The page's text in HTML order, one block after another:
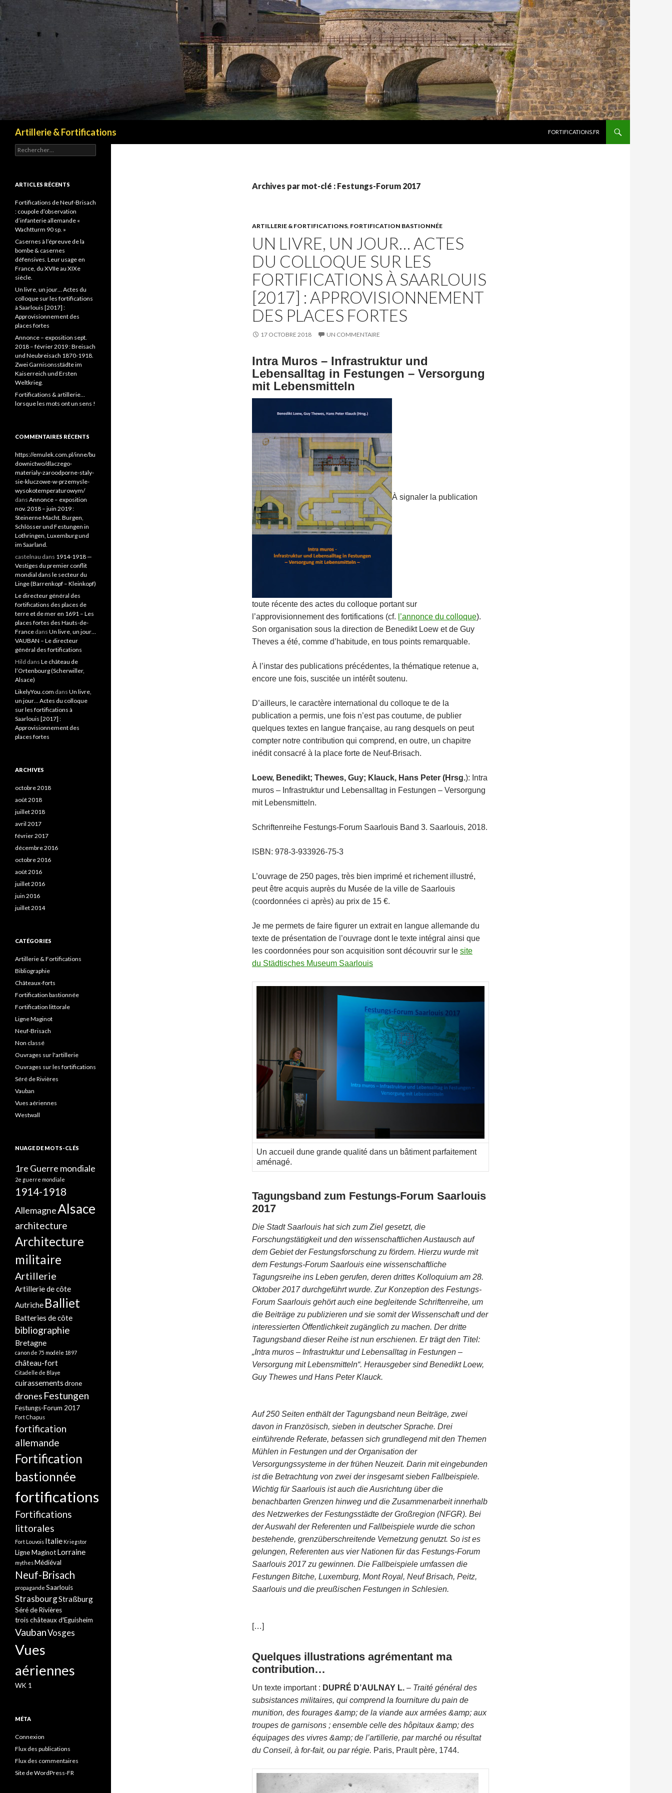
Artillerie & Fortifications
FORTIFICATIONS.FR
Archives par mot-clé : Festungs-Forum 2017
ARTILLERIE & FORTIFICATIONS, FORTIFICATION BASTIONNÉE
UN LIVRE, UN JOUR… ACTES
DU COLLOQUE SUR LES
FORTIFICATIONS À SAARLOUIS
[2017] : APPROVISIONNEMENT
DES PLACES FORTES
17 OCTOBRE 2018 UN COMMENTAIRE
Intra Muros – Infrastruktur und
Lebensalltag in Festungen – Versorgung
mit Lebensmitteln
À signaler la publication
toute récente des actes du colloque portant sur
l’approvisionnement des fortifications (cf. l’annonce du colloque).
Son organisation sous la direction de Benedikt Loew et de Guy
Theves a été, comme d’habitude, en tous points remarquable.
À l’instar des publications précédentes, la thématique retenue a,
encore une fois, suscitée un intérêt soutenu.
D’ailleurs, le caractère international du colloque te de la
publication a permis, une fois n’est pas coutume, de publier
quelques textes en langue française, au rang desquels on peut
compter notre contribution qui comprend, en outre, un chapitre
inédit consacré à la place forte de Neuf-Brisach.
Loew, Benedikt; Thewes, Guy; Klauck, Hans Peter (Hrsg.): Intra
muros – Infrastruktur und Lebensalltag in Festungen – Versorgung
mit Lebensmitteln.
Schriftenreihe Festungs-Forum Saarlouis Band 3. Saarlouis, 2018.
ISBN: 978-3-933926-75-3
L’ouvrage de 250 pages, très bien imprimé et richement illustré,
peut être acquis auprès du Musée de la ville de Saarlouis
(coordonnées ci après) au prix de 15 €.
Je me permets de faire figurer un extrait en langue allemande du
texte de présentation de l’ouvrage dont le texte intégral ainsi que
les coordonnées pour son acquisition sont découvrir sur le site
du Städtisches Museum Saarlouis
Un accueil dune grande qualité dans un bâtiment parfaitement
aménagé.
Tagungsband zum Festungs-Forum Saarlouis
2017
Die Stadt Saarlouis hat sich zum Ziel gesetzt, die
Forschungstätigkeit und den wissenschaftlichen Austausch auf
dem Gebiet der Festungsforschung zu fördern. Hierzu wurde mit
dem Festungs-Forum Saarlouis eine wissenschaftliche
Tagungsreihe ins Leben gerufen, deren drittes Kolloquium am 28.
Oktober 2017 durchgeführt wurde. Zur Konzeption des Festungs-
Forum Saarlouis gehört auch eine begleitende Schriftenreihe, um
die Beiträge zu publizieren und sie somit der Wissenschaft und der
interessierten Öffentlichkeit zugänglich zu machen. Der dritte
Tagungsband dieser Reihe ist nun erschienen. Er trägt den Titel:
„Intra muros – Infrastruktur und Lebensalltag in Festungen –
Versorgung mit Lebensmitteln“. Herausgeber sind Benedikt Loew,
Guy Thewes und Hans Peter Klauck.
Auf 250 Seiten enthält der Tagungsband neun Beiträge, zwei
davon in Französisch, sieben in deutscher Sprache. Drei
einführende Referate, befassen sich grundlegend mit den Themen
Mühlen in Festungen und der Organisation der
Versorgungssysteme in der frühen Neuzeit. Darin mit eingebunden
ist die Betrachtung von zwei der insgesamt sieben Fallbeispiele.
Wichtig für Saarlouis ist auch die Ausrichtung über die
benachbarten Grenzen hinweg und die Zusammenarbeit innerhalb
des Netzwerkes der Festungsstädte der Großregion (NFGR). Bei
der Auswahl der Referenten und Fallbeispiele wurde die schon
bestehende, grenzüberschreitende Vernetzung genutzt. So ist es
gelungen, Referenten aus vier Nationen für das Festungs-Forum
Saarlouis 2017 zu gewinnen. Die Fallbeispiele umfassen die
Festungen Bitche, Luxemburg, Mont Royal, Neuf Brisach, Peitz,
Saarlouis und die preußischen Festungen in Schlesien.
[…]
Quelques illustrations agrémentant ma
contribution…
Un texte important : DUPRÉ D’AULNAY L. – Traité général des
subsistances militaires, qui comprend la fourniture du pain de
munition, des fourages &amp; de la viande aux armées &amp; aux
troupes de garnisons ; ensemble celle des hôpitaux &amp; des
équipages des vivres &amp; de l’artillerie, par marché ou résultat
du Conseil, à for-fait, ou par régie. Paris, Prault père, 1744.
Rechercher :
ARTICLES RÉCENTS
Fortifications de Neuf-Brisach
: coupole d’observation
d’infanterie allemande «
Wachtturm 90 sp. »
Casernes à l’épreuve de la
bombe & casernes
défensives. Leur usage en
France, du XVIIe au XIXe
siècle.
Un livre, un jour… Actes du
colloque sur les fortifications
à Saarlouis [2017] :
Approvisionnement des
places fortes
Annonce – exposition sept.
2018 – février 2019 : Breisach
und Neubreisach 1870-1918.
Zwei Garnisonsstädte im
Kaiserreich und Ersten
Weltkrieg.
Fortifications & artillerie…
lorsque les mots ont un sens !
COMMENTAIRES RÉCENTS
https://emulek.com.pl/inne/bu
downictwo/dlaczego-
materialy-zaroodporne-staly-
sie-kluczowe-w-przemysle-
wysokotemperaturowym/
dans Annonce – exposition
nov. 2018 – juin 2019 :
Steinerne Macht. Burgen,
Schlösser und Festungen in
Lothringen, Luxemburg und
im Saarland.
castelnau dans 1914-1918 —
Vestiges du premier conflit
mondial dans le secteur du
Linge (Barrenkopf – Kleinkopf)
Le directeur général des
fortifications des places de
terre et de mer en 1691 – Les
places fortes des Hauts-de-
France dans Un livre, un jour…
VAUBAN – Le directeur
général des fortifications
Hild dans Le château de
l’Ortenbourg (Scherwiller,
Alsace)
LikelyYou.com dans Un livre,
un jour… Actes du colloque
sur les fortifications à
Saarlouis [2017] :
Approvisionnement des
places fortes
ARCHIVES
octobre 2018
août 2018
juillet 2018
avril 2017
février 2017
décembre 2016
octobre 2016
août 2016
juillet 2016
juin 2016
juillet 2014
CATÉGORIES
Artillerie & Fortifications
Bibliographie
Châteaux-forts
Fortification bastionnée
Fortification littorale
Ligne Maginot
Neuf-Brisach
Non classé
Ouvrages sur l'artillerie
Ouvrages sur les fortifications
Séré de Rivières
Vauban
Vues aériennes
Westwall
NUAGE DE MOTS-CLÉS
1re Guerre mondiale
2e guerre mondiale
1914-1918
AllemagneAlsace
architecture
Architecture
militaire
Artillerie
Artillerie de côte
Autriche Balliet
Batteries de côte
bibliographie
Bretagne
canon de 75 modèle 1897
château-fort
Citadelle de Blaye
cuirassementsdrone
drones Festungen
Festungs-Forum 2017
Fort Chapus
fortification
allemande
Fortification
bastionnée
fortifications
Fortifications
littorales
Fort Louvois Italie Kriegstor
Ligne MaginotLorraine
mythesMédiéval
Neuf-Brisach
propagande Saarlouis
StrasbourgStraßburg
Séré de Rivières
trois châteaux d'Eguisheim
VaubanVosges
Vues
aériennes
WK 1
MÉTA
Connexion
Flux des publications
Flux des commentaires
Site de WordPress-FR